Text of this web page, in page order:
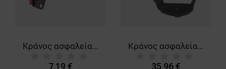
Κράνος ασφαλείας BBU SP200T BLUE
7,19 €
Κράνος ασφαλείας 3M G3000 BLUE
35,96 €